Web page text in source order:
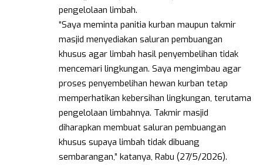
pengelolaan limbah.
“Saya meminta panitia kurban maupun takmir
masjid menyediakan saluran pembuangan
khusus agar limbah hasil penyembelihan tidak
mencemari lingkungan. Saya mengimbau agar
proses penyembelihan hewan kurban tetap
memperhatikan kebersihan lingkungan, terutama
pengelolaan limbahnya. Takmir masjid
diharapkan membuat saluran pembuangan
khusus supaya limbah tidak dibuang
sembarangan,” katanya, Rabu (27/5/2026).